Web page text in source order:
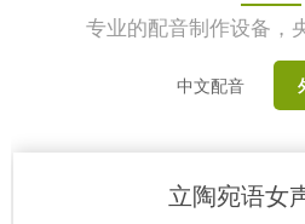
专业的配音制作设备，
中文配音
立陶宛语女